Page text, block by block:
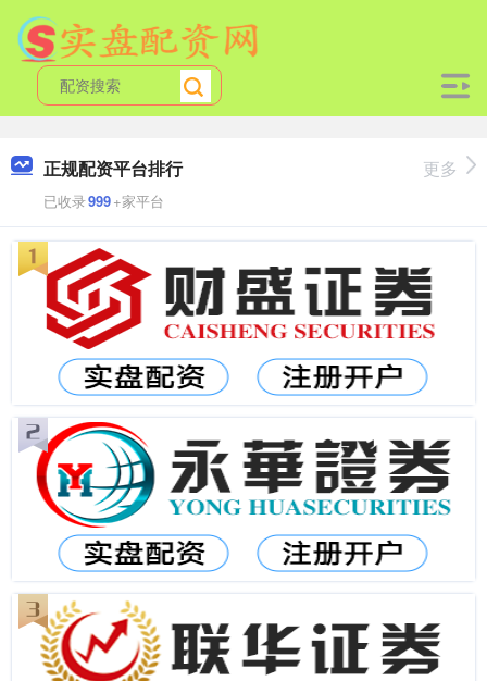
正规配资平台排行
已收录999+家平台
更多